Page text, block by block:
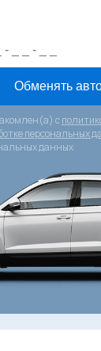
Обменять
с
персональных
данных